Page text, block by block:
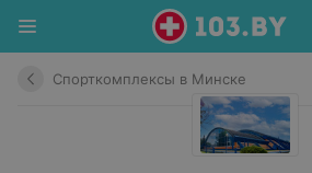
Спорткомплексы в Минске